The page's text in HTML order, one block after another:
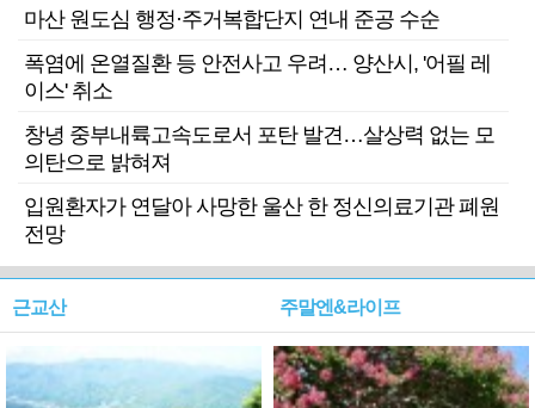
마산 원도심 행정·주거복합단지 연내 준공 수순
폭염에 온열질환 등 안전사고 우려… 양산시, '어필 레
이스' 취소
창녕 중부내륙고속도로서 포탄 발견…살상력 없는 모
의탄으로 밝혀져
입원환자가 연달아 사망한 울산 한 정신의료기관 폐원
전망
근교산 주말엔&라이프